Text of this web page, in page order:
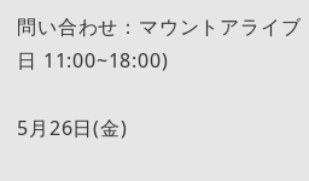
問い合わせ：マウントアライ
日 11:00~18:00)
5月26日(金)